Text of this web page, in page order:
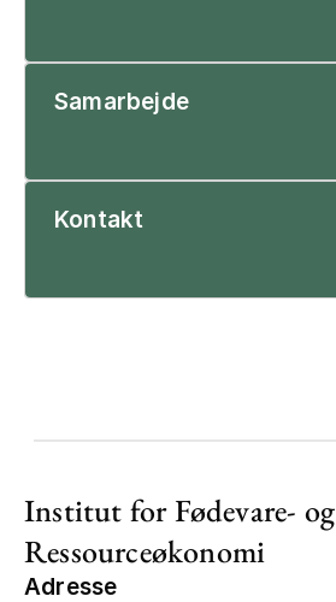
Samarbejde
Kontakt
Institut for Fødevare- og
Ressourceøkonomi
Adresse